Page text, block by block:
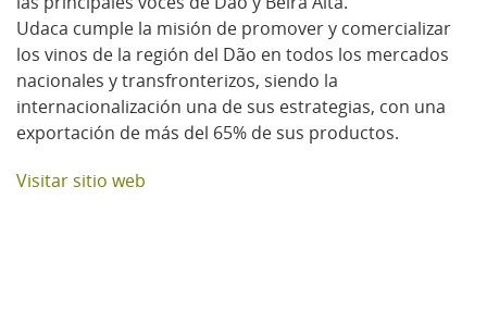
Udaca cumple la misión de promover y comercializar
los vinos de la región del Dão en todos los mercados
nacionales y transfronterizos, siendo la
internacionalización una de sus estrategias, con una
exportación de más del 65% de sus productos.
Visitar sitio web